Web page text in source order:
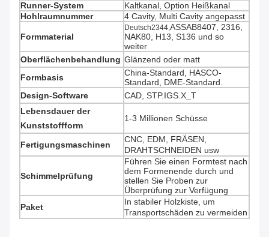
Runner-System
Kaltkanal, Option Heißkanal
Hohlraumnummer
4 Cavity, Multi Cavity angepasst
Formmaterial
Deutsch2344,ASSAB8407, 2316,
NAK80, H13, S136 und so
weiter
Oberflächenbehandlung Glänzend oder matt
Formbasis
China-Standard, HASCO-
Standard, DME-Standard.
Design-Software
CAD, STP.IGS.X_T
Lebensdauer der
Kunststoffform
1-3 Millionen Schüsse
Fertigungsmaschinen
CNC, EDM, FRÄSEN,
DRAHTSCHNEIDEN usw
Schimmelprüfung
Führen Sie einen Formtest nach
dem Formenende durch und
stellen Sie Proben zur
Überprüfung zur Verfügung
Paket
In stabiler Holzkiste, um
Transportschäden zu vermeiden